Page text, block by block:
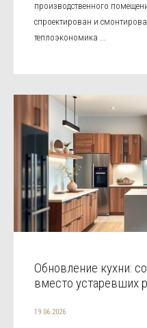
производственного
спроектирован и
теплоэкономика ...
Обновление кухни:
вместо устаревших
19.06.2026